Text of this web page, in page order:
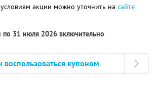
акции можно уточнить на сайте
по 31 июля 2026 включительно
воспользоваться купоном